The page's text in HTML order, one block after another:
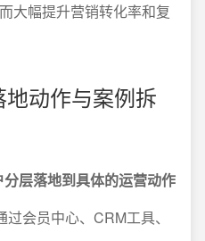
大幅提升营销转化率和复
动作与案例拆
层落地到具体的运营动作
会员中心、CRM工具、